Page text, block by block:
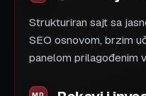
Strukturiran sajt sa
SEO osnovom, brzim
panelom prilagođenim